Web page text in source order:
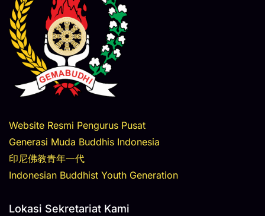
Website Resmi Pengurus Pusat
Generasi Muda Buddhis Indonesia
印尼佛教青年一代
Indonesian Buddhist Youth Generation
Lokasi Sekretariat Kami